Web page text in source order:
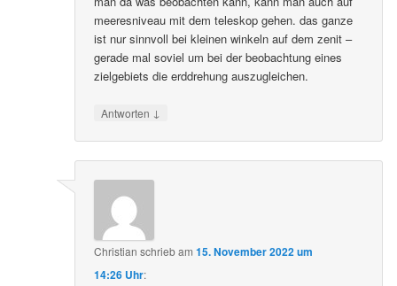
meeresniveau mit dem teleskop gehen. das ganze
ist nur sinnvoll bei kleinen winkeln auf dem zenit –
gerade mal soviel um bei der beobachtung eines
zielgebiets die erddrehung auszugleichen.
Antworten ↓
Christian schriebam15. November 2022 um
14:26 Uhr: